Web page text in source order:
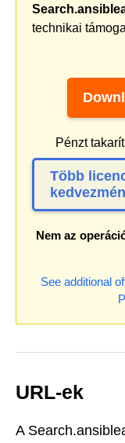
technikai
Pénzt
Több
Nem az
See additional
URL-ek
A